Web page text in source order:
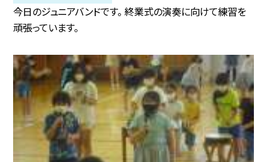
今日のジュニアバンドです。 終業式の演奏に向けて練習を
頑張っています。